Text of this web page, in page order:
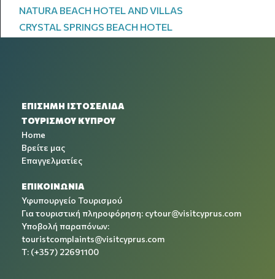
NATURA BEACH HOTEL AND VILLAS
CRYSTAL SPRINGS BEACH HOTEL
ΕΠΙΣΗΜΗ ΙΣΤΟΣΕΛΙΔΑ
ΤΟΥΡΙΣΜΟΥ ΚΥΠΡΟΥ
Home
Βρείτε μας
Επαγγελματίες
ΕΠΙΚΟΙΝΩΝΙΑ
Υφυπουργείο Τουρισμού
Για τουριστική πληροφόρηση: cytour@visitcyprus.com
Υποβολή παραπόνων:
touristcomplaints@visitcyprus.com
T: (+357) 22691100